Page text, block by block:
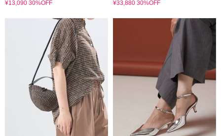
¥13,090 30%OFF
¥33,880 30%OFF